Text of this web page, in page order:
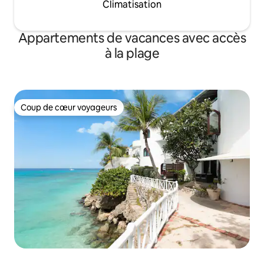
Climatisation
Appartements de vacances avec accès
à la plage
Coup de cœur voyageurs
Coup de cœur voyageurs